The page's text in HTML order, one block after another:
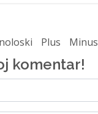
Plus Minus
komentar!